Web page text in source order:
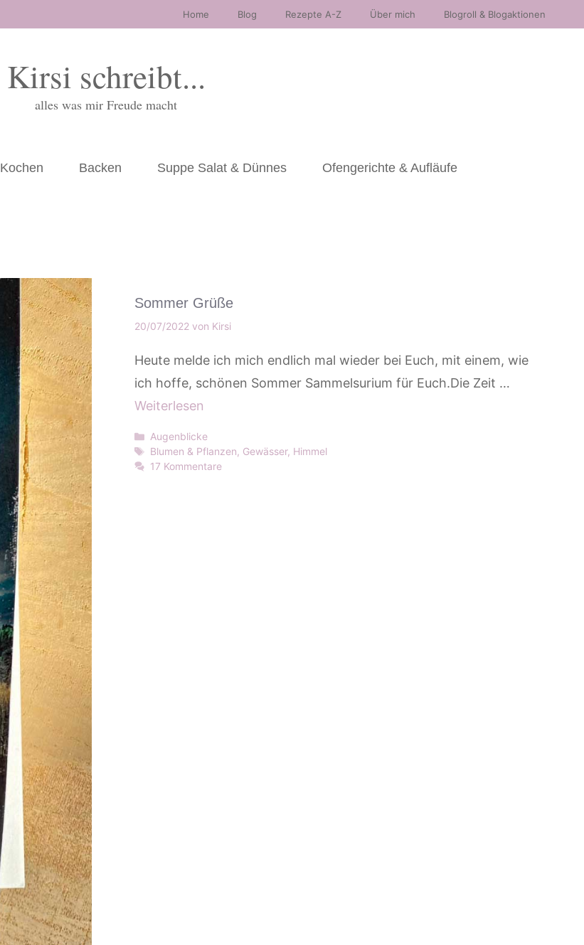
Home Blog Rezepte A-Z Über mich Blogroll & Blogaktionen
Kirsi schreibt...
alles was mir Freude macht
Kochen Backen Suppe Salat & Dünnes Ofengerichte & Aufläufe
Sommer Grüße
20/07/2022 von Kirsi
Heute melde ich mich endlich mal wieder bei Euch, mit einem, wie
ich hoffe, schönen Sommer Sammelsurium für Euch.Die Zeit …
Weiterlesen
Kategorien
Augenblicke
Schlagwörter
Blumen & Pflanzen, Gewässer, Himmel
17 Kommentare